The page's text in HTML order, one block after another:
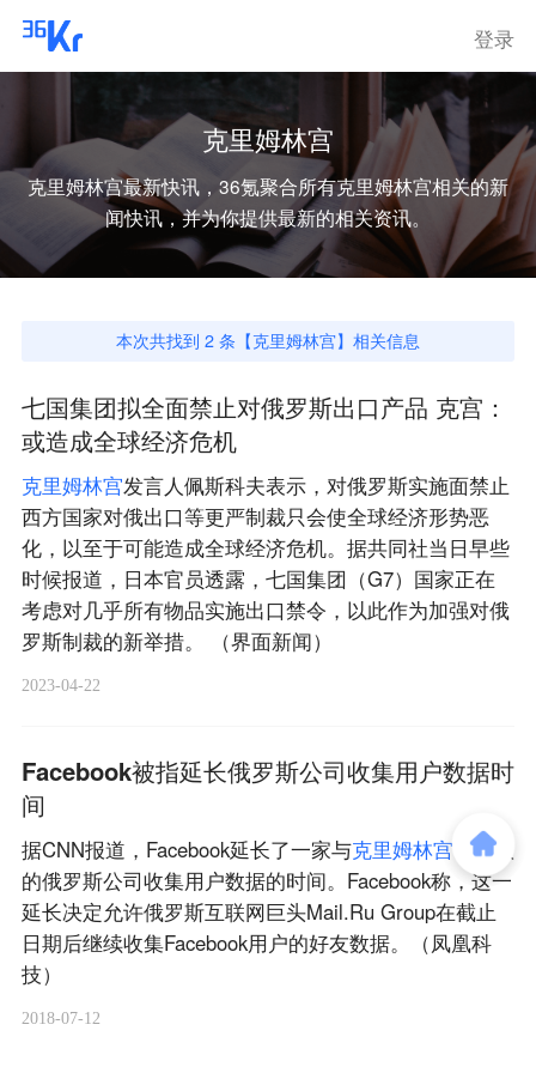
登录
克里姆林宫
克里姆林宫最新快讯，36氪聚合所有克里姆林宫相关的新
闻快讯，并为你提供最新的相关资讯。
本次共找到 2 条【克里姆林宫】相关信息
七国集团拟全面禁止对俄罗斯出口产品 克宫：
或造成全球经济危机
克里姆林宫发言人佩斯科夫表示，对俄罗斯实施面禁止
西方国家对俄出口等更严制裁只会使全球经济形势恶
化，以至于可能造成全球经济危机。据共同社当日早些
时候报道，日本官员透露，七国集团（G7）国家正在
考虑对几乎所有物品实施出口禁令，以此作为加强对俄
罗斯制裁的新举措。 （界面新闻）
2023-04-22
Facebook被指延长俄罗斯公司收集用户数据时
间
据CNN报道，Facebook延长了一家与克里姆林宫 有关联
的俄罗斯公司收集用户数据的时间。Facebook称，这一
延长决定允许俄罗斯互联网巨头Mail.Ru Group在截止
日期后继续收集Facebook用户的好友数据。（凤凰科
技）
2018-07-12